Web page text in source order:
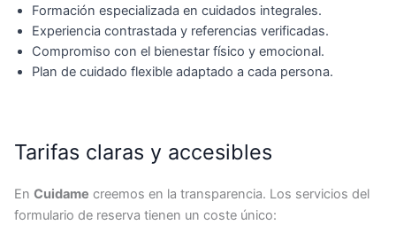
Formación especializada en cuidados integrales.
Experiencia contrastada y referencias verificadas.
Compromiso con el bienestar físico y emocional.
Plan de cuidado flexible adaptado a cada persona.
Tarifas claras y accesibles
En Cuidame creemos en la transparencia. Los servicios del
formulario de reserva tienen un coste único: